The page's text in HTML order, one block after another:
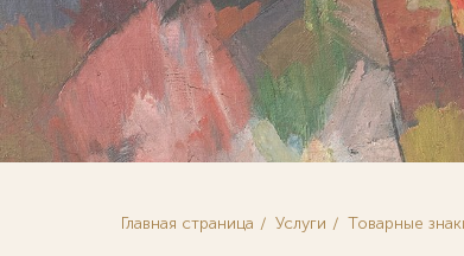
Главная страница Услуги Товарные